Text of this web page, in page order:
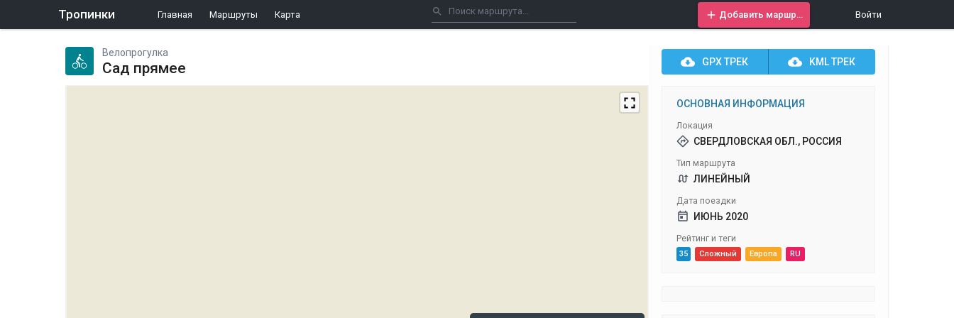
Тропинки Главная Маршруты Карта Войти
Велопрогулка
Сад прямее GPXТРЕК KMLТРЕК
ОСНОВНАЯ ИНФОРМАЦИЯ
Локация
СВЕРДЛОВСКАЯ ОБЛ., РОССИЯ
Тип маршрута
ЛИНЕЙНЫЙ
Дата поездки
ИЮНЬ 2020
Рейтинг и теги
35 Сложный Европа RU